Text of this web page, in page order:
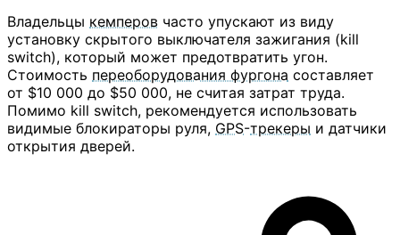
Владельцы кемперов часто упускают из виду
установку скрытого выключателя зажигания (kill
switch), который может предотвратить угон.
Стоимость переоборудования фургона составляет
от $10 000 до $50 000, не считая затрат труда.
Помимо kill switch, рекомендуется использовать
видимые блокираторы руля, GPS-трекеры и датчики
открытия дверей.